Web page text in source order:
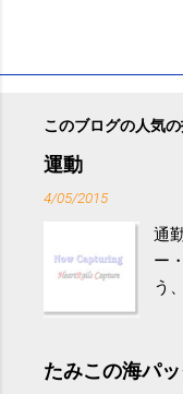
このブログの人気
運動
4/05/2015
通
ー
う
や
す
たみこの海パ